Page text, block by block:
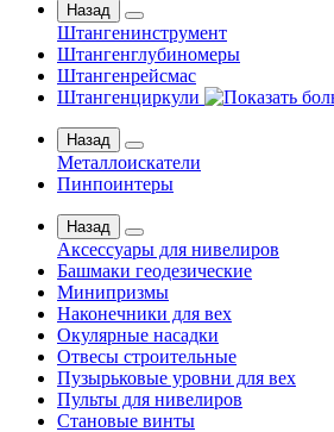
Назад
Штангенинструмент
Штангенглубиномеры
Штангенрейсмас
Штангенциркули
Назад
Металлоискатели
Пинпоинтеры
Назад
Аксессуары для нивелиров
Башмаки геодезические
Минипризмы
Наконечники для вех
Окулярные насадки
Отвесы строительные
Пузырьковые уровни для вех
Пульты для нивелиров
Становые винты